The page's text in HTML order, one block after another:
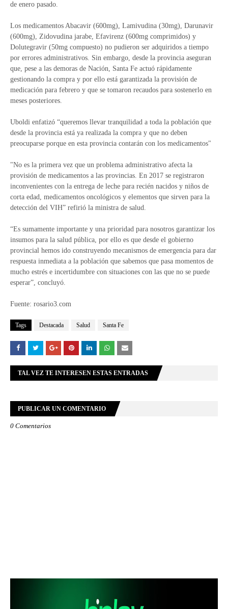
de enero pasado.
Los medicamentos Abacavir (600mg), Lamivudina (30mg), Darunavir
(600mg), Zidovudina jarabe, Efavirenz (600mg comprimidos) y
Dolutegravir (50mg compuesto) no pudieron ser adquiridos a tiempo
por errores administrativos. Sin embargo, desde la provincia aseguran
que, pese a las demoras de Nación, Santa Fe actuó rápidamente
gestionando la compra y por ello está garantizada la provisión de
medicación para febrero y que se tomaron recaudos para sostenerlo en
meses posteriores.
Uboldi enfatizó “queremos llevar tranquilidad a toda la población que
desde la provincia está ya realizada la compra y que no deben
preocuparse porque en esta provincia contarán con los medicamentos"
"No es la primera vez que un problema administrativo afecta la
provisión de medicamentos a las provincias. En 2017 se registraron
inconvenientes con la entrega de leche para recién nacidos y niños de
corta edad, medicamentos oncológicos y elementos que sirven para la
detección del VIH” refirió la ministra de salud.
“Es sumamente importante y una prioridad para nosotros garantizar los
insumos para la salud pública, por ello es que desde el gobierno
provincial hemos ido construyendo mecanismos de emergencia para dar
respuesta inmediata a la población que sabemos que pasa momentos de
mucho estrés e incertidumbre con situaciones con las que no se puede
esperar”, concluyó.
Fuente: rosario3.com
Tags Destacada Salud Santa Fe
TAL VEZ TE INTERESEN ESTAS ENTRADAS
PUBLICAR UN COMENTARIO
0 Comentarios